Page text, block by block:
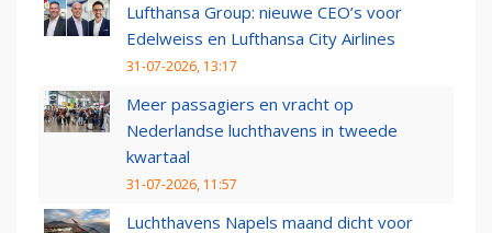
Lufthansa Group: nieuwe CEO’s voor
Edelweiss en Lufthansa City Airlines
31-07-2026, 13:17
Meer passagiers en vracht op
Nederlandse luchthavens in tweede
kwartaal
31-07-2026, 11:57
Luchthavens Napels maand dicht voor